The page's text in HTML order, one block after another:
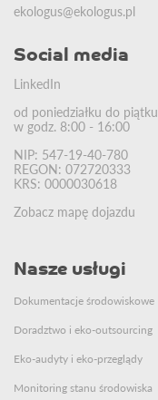
ekologus@ekologus.pl
Social media
LinkedIn
od poniedziałku do piątku
w godz. 8:00 - 16:00
NIP: 547-19-40-780
REGON: 072720333
KRS: 0000030618
Zobacz mapę dojazdu
Nasze usługi
Dokumentacje środowiskowe
Doradztwo i eko-outsourcing
Eko-audyty i eko-przeglądy
Monitoring stanu środowiska